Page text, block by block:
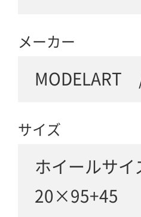
メーカー
MODELART
サイズ
ホイールサイ
20×95+45